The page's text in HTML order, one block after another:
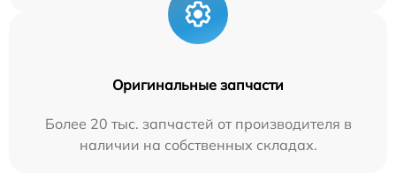
Оригинальные запчасти
Более 20 тыс. запчастей от производителя в
наличии на собственных складах.